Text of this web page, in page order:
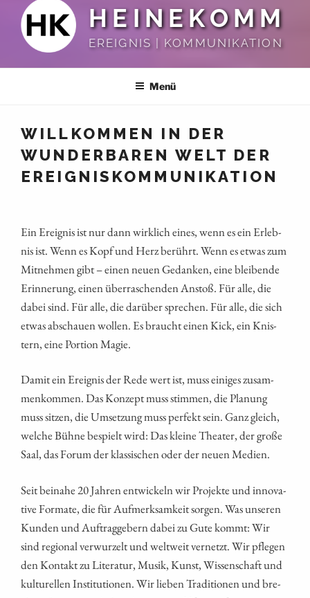
HEINEKOMM
EREIGNIS | KOMMUNIKATION
Menü
WILLKOMMEN IN DER
WUNDERBAREN WELT DER
EREIGNISKOMMUNIKATION
Ein Ereig­nis ist nur dann wirk­lich eines, wenn es ein Erleb­
nis ist. Wenn es Kopf und Herz berührt. Wenn es etwas zum
Mit­neh­men gibt – einen neu­en Gedan­ken, eine blei­ben­de
Erin­ne­rung, einen über­ra­schen­den Anstoß. Für alle, die
dabei sind. Für alle, die dar­über spre­chen. Für alle, die sich
etwas abschau­en wol­len. Es braucht einen Kick, ein Knis­
tern, eine Por­ti­on Magie.
Damit ein Ereig­nis der Rede wert ist, muss eini­ges zusam­
men­kom­men. Das Kon­zept muss stim­men, die Pla­nung
muss sit­zen, die Umset­zung muss per­fekt sein. Ganz gleich,
wel­che Büh­ne bespielt wird: Das klei­ne Thea­ter, der gro­ße
Saal, das Forum der klas­si­schen oder der neu­en Medien.
Seit bei­na­he 20 Jah­ren ent­wi­ckeln wir Pro­jek­te und inno­va­
ti­ve For­ma­te, die für Auf­merk­sam­keit sor­gen. Was unse­ren
Kun­den und Auf­trag­ge­bern dabei zu Gute kommt: Wir
sind regio­nal ver­wur­zelt und welt­weit ver­netzt. Wir pfle­gen
den Kon­takt zu Lite­ra­tur, Musik, Kunst, Wis­sen­schaft und
kul­tu­rel­len Insti­tu­tio­nen. Wir lie­ben Tra­di­tio­nen und bre­